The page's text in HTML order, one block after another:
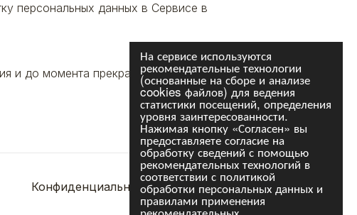
На сервисе используются
рекомендательные технологии
(основанные на сборе и анализе
cookies файлов) для ведения
статистики посещений, определения
уровня заинтересованности.
Нажимая кнопку «Согласен» вы
предоставляете согласие на
обработку сведений с помощью
рекомендательных технологий в
соответствии с политикой
обработки персональных данных и
правилами применения
персональных данных в Сервисе в
и до момента прекращения работы
Конфиденциальность Сотрудничество